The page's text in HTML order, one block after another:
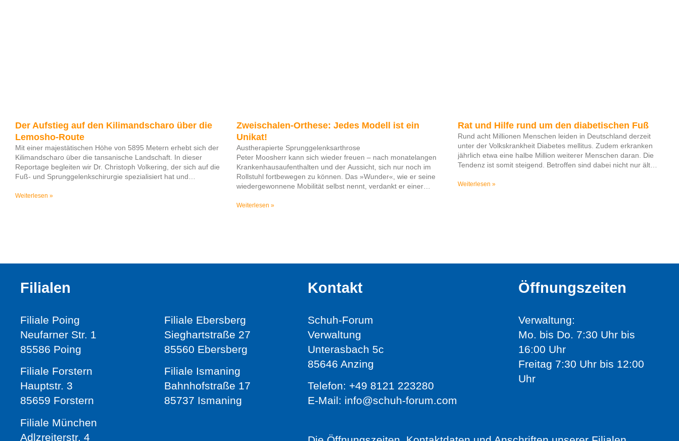
Der Aufstieg auf den Kilimandscharo über die
Lemosho-Route
Mit einer majestätischen Höhe von 5895 Metern erhebt sich der
Kilimandscharo über die tansanische Landschaft. In dieser
Reportage begleiten wir Dr. Christoph Volkering, der sich auf die
Fuß- und Sprunggelenkschirurgie spezialisiert hat und
Charcot-Fußes sowie der Behandlung des diabetischen
Weiterlesen »
Zweischalen-Orthese: Jedes Modell ist ein
Unikat!
Austherapierte Sprunggelenksarthrose
Peter Moosherr kann sich wieder freuen – nach monatelangen
Krankenhausaufenthalten und der Aussicht, sich nur noch im
Rollstuhl fortbewegen zu können. Das »Wunder«, wie er seine
wiedergewonnene Mobilität selbst nennt, verdankt er einer
geschädigten Fuß bei seinen täglichen Spaziergängen optimal
Weiterlesen »
Rat und Hilfe rund um den diabetischen Fuß
Rund acht Millionen Menschen leiden in Deutschland derzeit
unter der Volkskrankheit Diabetes mellitus. Zudem erkranken
jährlich etwa eine halbe Million weiterer Menschen daran. Die
Tendenz ist somit steigend. Betroffen sind dabei nicht nur ältere
Weiterlesen »
Filialen
Filiale Poing
Neufarner Str. 1
85586 Poing
Filiale Forstern
Hauptstr. 3
85659 Forstern
Filiale München
Adlzreiterstr. 4
Filiale Ebersberg
Sieghartstraße 27
85560 Ebersberg
Filiale Ismaning
Bahnhofstraße 17
85737 Ismaning
Kontakt
Schuh-Forum
Verwaltung
Unterasbach 5c
85646 Anzing
Telefon: +49 8121 223280
E-Mail: info@schuh-forum.com
Öffnungszeiten
Verwaltung:
Mo. bis Do. 7:30 Uhr bis
16:00 Uhr
Freitag 7:30 Uhr bis 12:00
Uhr